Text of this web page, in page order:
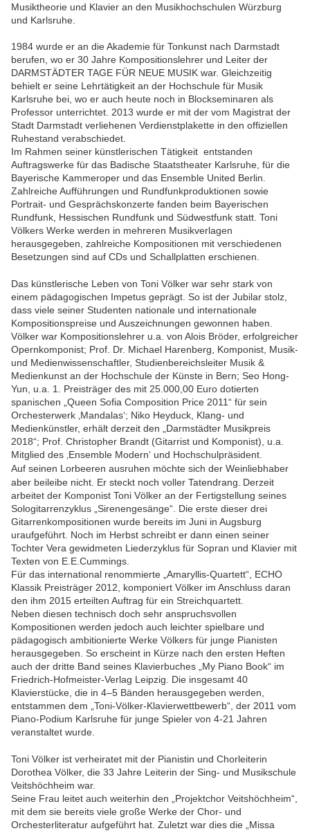
Musiktheorie und Klavier an den Musikhochschulen Würzburg
und Karlsruhe.
1984 wurde er an die Akademie für Tonkunst nach Darmstadt
berufen, wo er 30 Jahre Kompositionslehrer und Leiter der
DARMSTÄDTER TAGE FÜR NEUE MUSIK war. Gleichzeitig
behielt er seine Lehrtätigkeit an der Hochschule für Musik
Karlsruhe bei, wo er auch heute noch in Blockseminaren als
Professor unterrichtet. 2013 wurde er mit der vom Magistrat der
Stadt Darmstadt verliehenen Verdienstplakette in den offiziellen
Ruhestand verabschiedet.
Im Rahmen seiner künstlerischen Tätigkeit entstanden
Auftragswerke für das Badische Staatstheater Karlsruhe, für die
Bayerische Kammeroper und das Ensemble United Berlin.
Zahlreiche Aufführungen und Rundfunkproduktionen sowie
Portrait- und Gesprächskonzerte fanden beim Bayerischen
Rundfunk, Hessischen Rundfunk und Südwestfunk statt. Toni
Völkers Werke werden in mehreren Musikverlagen
herausgegeben, zahlreiche Kompositionen mit verschiedenen
Besetzungen sind auf CDs und Schallplatten erschienen.
Das künstlerische Leben von Toni Völker war sehr stark von
einem pädagogischen Impetus geprägt. So ist der Jubilar stolz,
dass viele seiner Studenten nationale und internationale
Kompositionspreise und Auszeichnungen gewonnen haben.
Völker war Kompositionslehrer u.a. von Alois Bröder, erfolgreicher
Opernkomponist; Prof. Dr. Michael Harenberg, Komponist, Musik-
und Medienwissenschaftler, Studienbereichsleiter Musik &
Medienkunst an der Hochschule der Künste in Bern; Seo Hong-
Yun, u.a. 1. Preisträger des mit 25.000,00 Euro dotierten
spanischen „Queen Sofia Composition Price 2011“ für sein
Orchesterwerk ‚Mandalas‘; Niko Heyduck, Klang- und
Medienkünstler, erhält derzeit den „Darmstädter Musikpreis
2018“; Prof. Christopher Brandt (Gitarrist und Komponist), u.a.
Mitglied des ‚Ensemble Modern‘ und Hochschulpräsident.
Auf seinen Lorbeeren ausruhen möchte sich der Weinliebhaber
aber beileibe nicht. Er steckt noch voller Tatendrang. Derzeit
arbeitet der Komponist Toni Völker an der Fertigstellung seines
Sologitarrenzyklus „Sirenengesänge“. Die erste dieser drei
Gitarrenkompositionen wurde bereits im Juni in Augsburg
uraufgeführt. Noch im Herbst schreibt er dann einen seiner
Tochter Vera gewidmeten Liederzyklus für Sopran und Klavier mit
Texten von E.E.Cummings.
Für das international renommierte „Amaryllis-Quartett“, ECHO
Klassik Preisträger 2012, komponiert Völker im Anschluss daran
den ihm 2015 erteilten Auftrag für ein Streichquartett.
Neben diesen technisch doch sehr anspruchsvollen
Kompositionen werden jedoch auch leichter spielbare und
pädagogisch ambitionierte Werke Völkers für junge Pianisten
herausgegeben. So erscheint in Kürze nach den ersten Heften
auch der dritte Band seines Klavierbuches „My Piano Book“ im
Friedrich-Hofmeister-Verlag Leipzig. Die insgesamt 40
Klavierstücke, die in 4–5 Bänden herausgegeben werden,
entstammen dem „Toni-Völker-Klavierwettbewerb“, der 2011 vom
Piano-Podium Karlsruhe für junge Spieler von 4-21 Jahren
veranstaltet wurde.
Toni Völker ist verheiratet mit der Pianistin und Chorleiterin
Dorothea Völker, die 33 Jahre Leiterin der Sing- und Musikschule
Veitshöchheim war.
Seine Frau leitet auch weiterhin den „Projektchor Veitshöchheim“,
mit dem sie bereits viele große Werke der Chor- und
Orchesterliteratur aufgeführt hat. Zuletzt war dies die „Missa